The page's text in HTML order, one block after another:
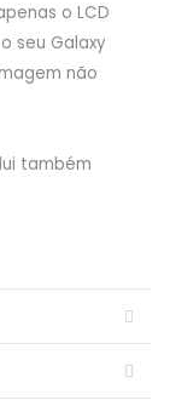
o LCD
seu Galaxy
não
também